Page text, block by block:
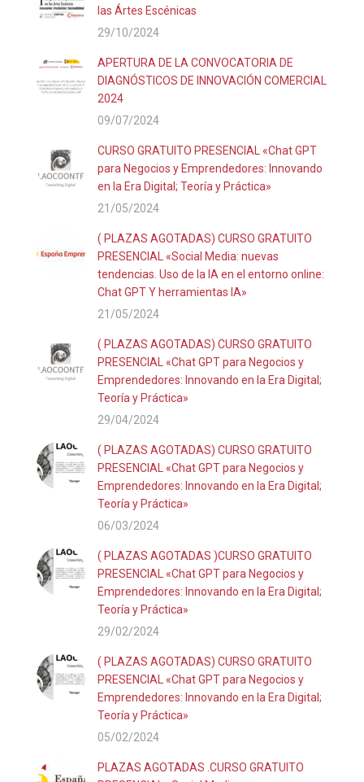
las Ártes Escénicas
29/10/2024
APERTURA DE LA CONVOCATORIA DE
DIAGNÓSTICOS DE INNOVACIÓN COMERCIAL
2024
09/07/2024
CURSO GRATUITO PRESENCIAL «Chat GPT
para Negocios y Emprendedores: Innovando
en la Era Digital; Teoría y Práctica»
21/05/2024
( PLAZAS AGOTADAS) CURSO GRATUITO
PRESENCIAL «Social Media: nuevas
tendencias. Uso de la IA en el entorno online:
Chat GPT Y herramientas IA»
21/05/2024
( PLAZAS AGOTADAS) CURSO GRATUITO
PRESENCIAL «Chat GPT para Negocios y
Emprendedores: Innovando en la Era Digital;
Teoría y Práctica»
29/04/2024
( PLAZAS AGOTADAS) CURSO GRATUITO
PRESENCIAL «Chat GPT para Negocios y
Emprendedores: Innovando en la Era Digital;
Teoría y Práctica»
06/03/2024
( PLAZAS AGOTADAS )CURSO GRATUITO
PRESENCIAL «Chat GPT para Negocios y
Emprendedores: Innovando en la Era Digital;
Teoría y Práctica»
29/02/2024
( PLAZAS AGOTADAS) CURSO GRATUITO
PRESENCIAL «Chat GPT para Negocios y
Emprendedores: Innovando en la Era Digital;
Teoría y Práctica»
05/02/2024
PLAZAS AGOTADAS .CURSO GRATUITO